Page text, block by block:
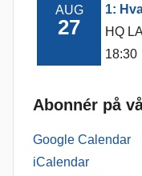
AUG
27
1:
HQ
18:30
Abonnér på
Google Calendar
iCalendar